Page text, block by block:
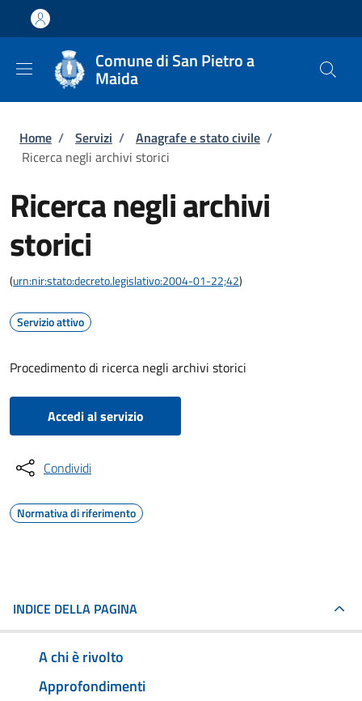
Salta al contenuto principale
Skip to footer content
Comune di San Pietro a
Maida
Briciole di pane
Home / Servizi / Anagrafe e stato civile /
Ricerca negli archivi storici
Ricerca negli archivi
storici
(urn:nir:stato:decreto.legislativo:2004-01-22;42)
Servizio attivo
Procedimento di ricerca negli archivi storici
Accedi al servizio
Condividi
Normativa di riferimento
INDICE DELLA PAGINA
A chi è rivolto
Approfondimenti